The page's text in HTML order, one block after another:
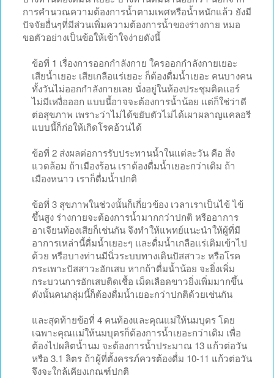
การคำนวณความต้องการน้ำตามเพศหรือน้ำหนักแล้ว ยังมี
ปัจจัยอื่นๆที่มีส่วนเพิ่มความต้องการน้ำของร่างกาย หมอ
ขอตัวอย่างเป็นข้อให้เข้าใจง่ายดังนี้
ข้อที่ 1 เรื่องการออกกำลังกาย ใครออกกำลังกายเยอะ
เสียน้ำเยอะ เสียเกลือแร่เยอะ ก็ต้องดื่มน้ำเยอะ คนบางคน
ทั้งวันไม่ออกกำลังกายเลย นั่งอยู่ในห้องประชุมติดแอร์
ไม่มีเหงื่อออก แบบนี้อาจจะต้องการน้ำน้อย แต่ก็ใช่ว่าดี
ต่อสุขภาพ เพราะว่าไม่ได้ขยับตัวไม่ได้เผาผลาญแคลอรี
แบบนี้ก็ก่อให้เกิดโรคอ้วนได้
ข้อที่ 2 ส่งผลต่อการรับประทานน้ำในแต่ละวัน คือ สิ่ง
แวดล้อม ถ้าเมืองร้อน เราต้องดื่มน้ำเยอะกว่าเดิม ถ้า
เมืองหนาว เราก็ดื่มน้ำปกติ
ข้อที่ 3 สุขภาพในช่วงนั้นก็เกี่ยวข้อง เวลาเราเป็นไข้ ไข้
ขึ้นสูง ร่างกายจะต้องการน้ำมากกว่าปกติ หรืออาการ
อาเจียนท้องเสียก็เช่นกัน จึงทำให้แพทย์แนะนำให้ผู้ที่มี
อาการเหล่านี้ดื่มน้ำเยอะๆ และดื่มน้ำเกลือแร่เติมเข้าไป
ด้วย หรือบางท่านมีนิ่วระบบทางเดินปัสสาวะ หรือโรค
กระเพาะปัสสาวะอักเสบ หากถ้าดื่มน้ำน้อย จะยิ่งเพิ่ม
กระบวนการอักเสบติดเชื้อ เม็ดเลือดขาวยิ่งเพิ่มมากขึ้น
ดังนั้นคนกลุ่มนี้ก็ต้องดื่มน้ำเยอะกว่าปกติด้วยเช่นกัน
และสุดท้ายข้อที่ 4 คนท้องและคุณแม่ให้นมบุตร โดย
เฉพาะคุณแม่ให้นมบุตรก็ต้องการน้ำเยอะกว่าเดิม เพื่อ
ต้องไปผลิตน้ำนม จะต้องการน้ำประมาณ 13 แก้วต่อวัน
หรือ 3.1 ลิตร ถ้าผู้ที่ตั้งครรภ์ควรต้องดื่ม 10-11 แก้วต่อวัน
จึงจะใกล้เคียงเกณฑ์ปกติ